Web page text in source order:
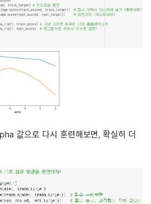
값으로 다시 훈련해보면, 확실히 더